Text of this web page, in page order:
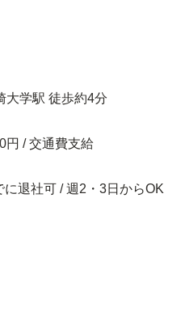
大学駅 徒歩約4分
円 / 交通費支給
に退社可 / 週2・3日からOK